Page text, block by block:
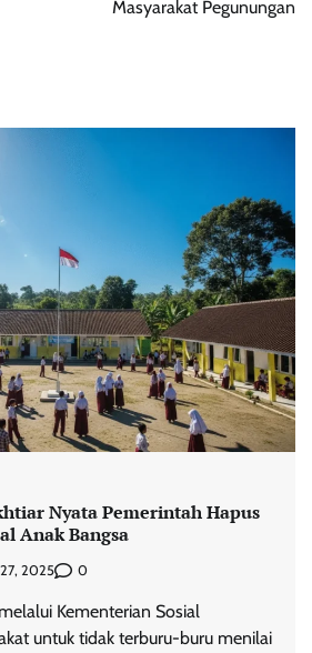
Masyarakat Pegunungan
Nyata Pemerintah Hapus
Anak Bangsa
27, 2025 0
Kementerian Sosial
untuk tidak terburu-buru menilai